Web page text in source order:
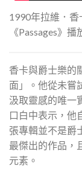
1990年拉維．
《Passages》播
香卡與爵士樂的
面」。他從未嘗
汲取靈感的唯一
口白中表示，他
張專輯並不是爵
最傑出的作品，
元素。